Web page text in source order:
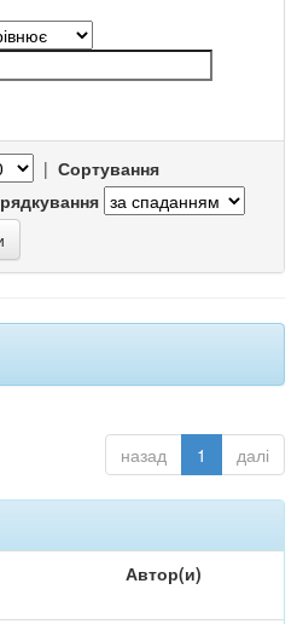
| Сортування
назад 1 далі
Автор(и)